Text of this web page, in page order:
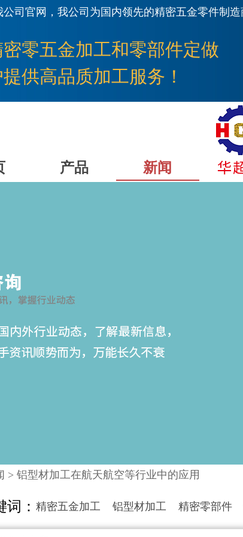
司官网，我公司为国内领先的精密五金零件制造
零五金加工和零部件定做
供高品质加工服务！
产品 新闻
> 铝型材加工在航天航空等行业中的应用
词： 精密五金加工 铝型材加工 精密零部件